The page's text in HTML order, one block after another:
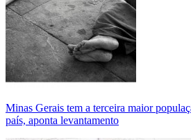
Minas Gerais tem a terceira maior
país, aponta levantamento